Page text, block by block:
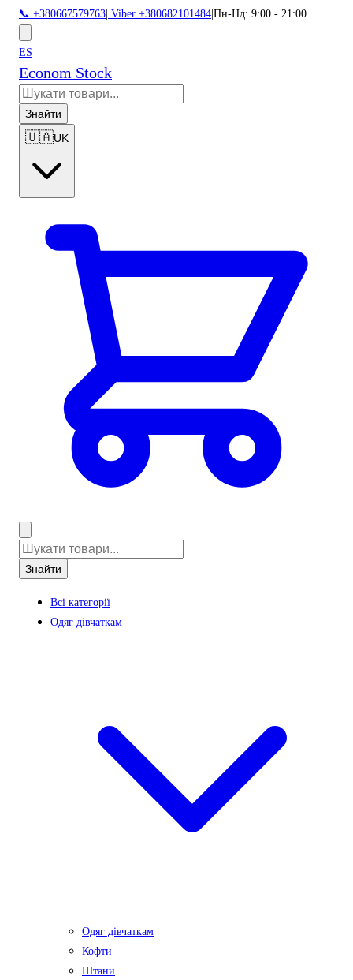
📞 +380667579763 Viber +380682101484 Пн-Нд: 9:00 - 21:00
ES
Econom Stock
Знайти
🇺🇦UK
Знайти
Всі категорії
Одяг дівчаткам
Одяг дівчаткам
Кофти
Штани